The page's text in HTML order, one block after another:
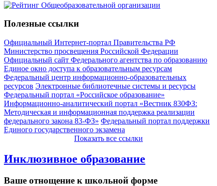
Полезные ссылки
Официальный Интернет-портал Правительства РФ
Министерство просвещения Российской Федерации
Официальный сайт Федерального агентства по образованию
Единое окно доступа к образовательным ресурсам
Федеральный центр информационно-образовательных
ресурсов Электронные библиотечные системы и ресурсы
Федеральный портал «Российское образование»
Информационно-аналитический портал «Вестник 830ФЗ:
Методическая и информационная поддержка реализации
федерального закона 83-ФЗ» Федеральный портал поддержки
Единого государственного экзамена
Показать все ссылки
Инклюзивное образование
Ваше отнощение к школьной форме